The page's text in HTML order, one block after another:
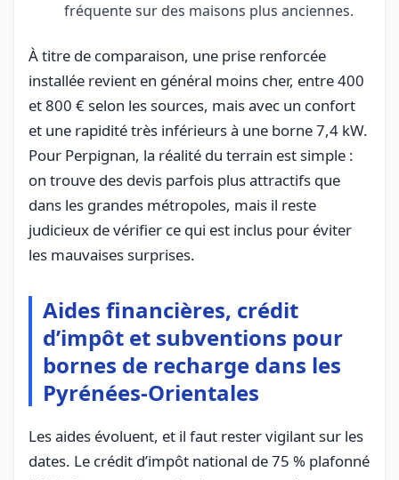
fréquente sur des maisons plus anciennes.
À titre de comparaison, une prise renforcée
installée revient en général moins cher, entre 400
et 800 € selon les sources, mais avec un confort
et une rapidité très inférieurs à une borne 7,4 kW.
Pour Perpignan, la réalité du terrain est simple :
on trouve des devis parfois plus attractifs que
dans les grandes métropoles, mais il reste
judicieux de vérifier ce qui est inclus pour éviter
les mauvaises surprises.
Aides financières, crédit
d’impôt et subventions pour
bornes de recharge dans les
Pyrénées-Orientales
Les aides évoluent, et il faut rester vigilant sur les
dates. Le crédit d’impôt national de 75 % plafonné